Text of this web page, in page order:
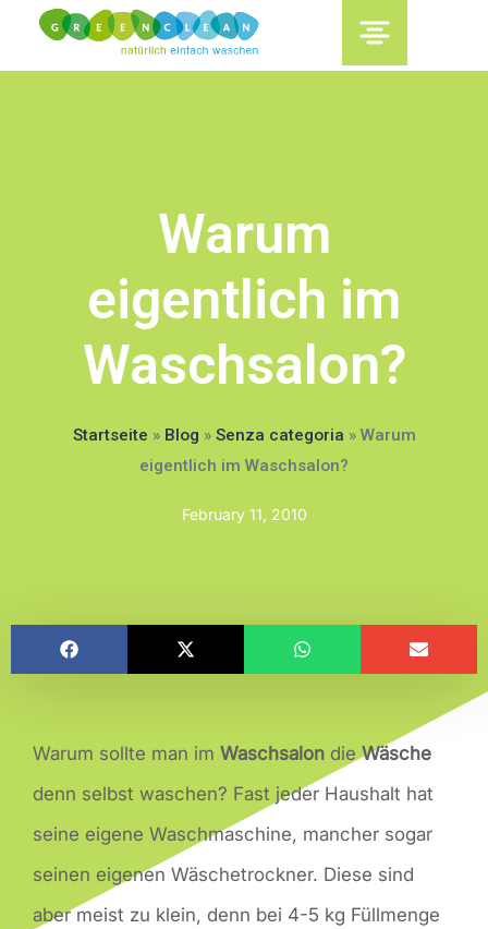
content
Warum
eigentlich im
Waschsalon?
Startseite » Blog » Senza categoria » Warum
eigentlich im Waschsalon?
February 11, 2010
Warum sollte man im Waschsalon dieWäsche
denn selbst waschen? Fast jeder Haushalt hat
seine eigene Waschmaschine, mancher sogar
seinen eigenen Wäschetrockner. Diese sind
aber meist zu klein, denn bei 4-5 kg Füllmenge